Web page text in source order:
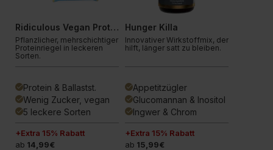
Ridiculous Vegan Proteinriegel
Pflanzlicher, mehrschichtiger
Proteinriegel in leckeren
Sorten.
doneProtein & Ballastst.
doneWenig Zucker, vegan
done5 leckere Sorten
+Extra 15% Rabatt
ab 14,99€
Hunger Killa
Innovativer Wirkstoffmix, der
hilft, länger satt zu bleiben.
doneAppetitzügler
doneGlucomannan & Inositol
doneIngwer & Chrom
+Extra 15% Rabatt
ab 15,99€